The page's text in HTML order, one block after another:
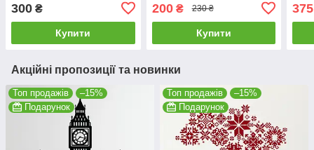
матовий (HP-149S-030M)
300 ₴
Купити
128х93мм білий матовий
200₴ 230 ₴
Купити
мм
375
Акційні пропозиції та новинки
Топ продажів
–15%
Подарунок
Топ продажів
–15%
Подарунок